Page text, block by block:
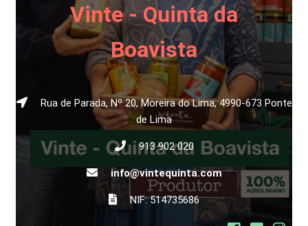
Vinte - Quinta da
Boavista
Rua de Parada, Nº 20, Moreira do Lima, 4990-673 Ponte
de Lima
913 902 020
info@vintequinta.com
NIF: 514735686